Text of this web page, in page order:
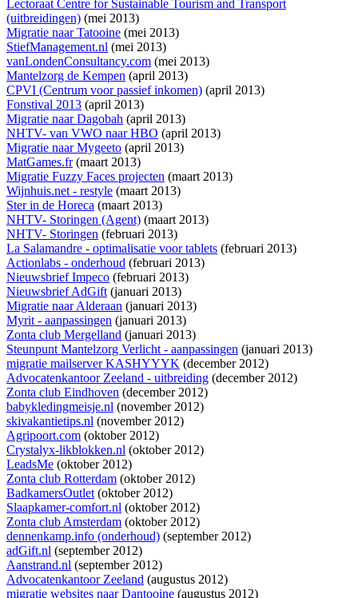
Lectoraat Centre for Sustainable Tourism and Transport
(uitbreidingen) (mei 2013)
Migratie naar Tatooine (mei 2013)
StiefManagement.nl (mei 2013)
vanLondenConsultancy.com (mei 2013)
Mantelzorg de Kempen (april 2013)
CPVI (Centrum voor passief inkomen) (april 2013)
Fonstival 2013 (april 2013)
Migratie naar Dagobah (april 2013)
NHTV- van VWO naar HBO (april 2013)
Migratie naar Mygeeto (april 2013)
MatGames.fr(maart 2013)
Migratie Fuzzy Faces projecten (maart 2013)
Wijnhuis.net - restyle (maart 2013)
Ster in de Horeca (maart 2013)
NHTV- Storingen (Agent) (maart 2013)
NHTV- Storingen (februari 2013)
La Salamandre - optimalisatie voor tablets (februari 2013)
Actionlabs - onderhoud (februari 2013)
Nieuwsbrief Impeco (februari 2013)
Nieuwsbrief AdGift(januari 2013)
Migratie naar Alderaan (januari 2013)
Myrit - aanpassingen (januari 2013)
Zonta club Mergelland (januari 2013)
Steunpunt Mantelzorg Verlicht - aanpassingen (januari 2013)
migratie mailserver KASHYYYK (december 2012)
Advocatenkantoor Zeeland - uitbreiding (december 2012)
Zonta club Eindhoven (december 2012)
babykledingmeisje.nl (november 2012)
skivakantietips.nl (november 2012)
Agripoort.com (oktober 2012)
Crystalyx-likblokken.nl (oktober 2012)
LeadsMe (oktober 2012)
Zonta club Rotterdam (oktober 2012)
BadkamersOutlet(oktober 2012)
Slaapkamer-comfort.nl (oktober 2012)
Zonta club Amsterdam (oktober 2012)
dennenkamp.info (onderhoud) (september 2012)
adGift.nl (september 2012)
Aanstrand.nl (september 2012)
Advocatenkantoor Zeeland (augustus 2012)
migratie websites naar Dantooine (augustus 2012)